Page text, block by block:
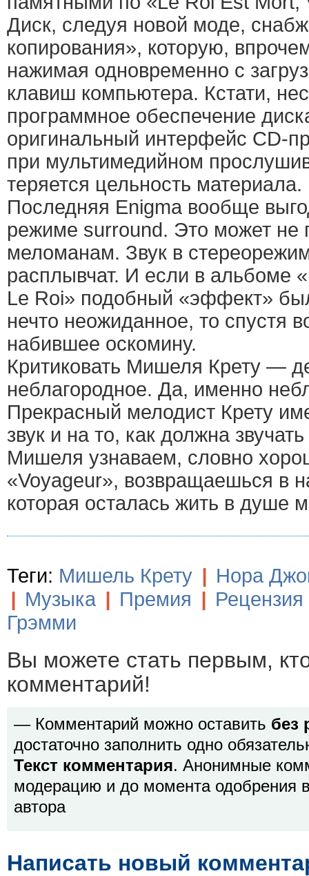
Диск, следуя новой моде,
копирования», которую,
нажимая одновременно с
клавиш компьютера. Кстати,
программное обеспечение
оригинальный интерфейс CD-
при мультимедийном
теряется цельность материала.
Последняя Enigma вообще
режиме surround. Это может не
меломанам. Звук в
расплывчат. И если в альбоме
Le Roi» подобный «эффект»
нечто неожиданное, то спустя
набившее оскомину.
Критиковать Мишеля Крету —
неблагородное. Да, именно
Прекрасный мелодист Крету
звук и на то, как должна
Мишеля узнаваем, словно
«Voyageur», возвращаешься в
которая осталась жить в душе
Теги: Мишель Крету | Нора
| Музыка | Премия | Рецензия
Грэмми
Вы можете стать первым,
комментарий!
— Комментарий можно оставить без
достаточно заполнить одно
Текст комментария. Анонимные
модерацию и до момента одобрения
автора
Написать новый